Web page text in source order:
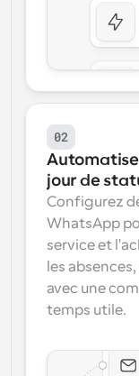
02
jour de
Configurez
WhatsApp
service et
les
avec une
temps utile.